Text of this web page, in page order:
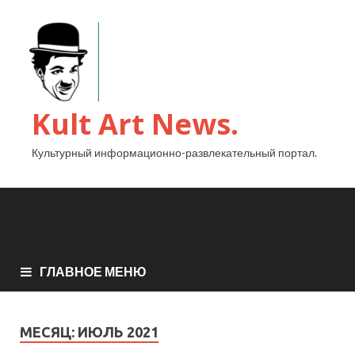
Kult Art News.
Культурный информационно-развлекательный портал.
ГЛАВНОЕ МЕНЮ
МЕСЯЦ: ИЮЛЬ 2021